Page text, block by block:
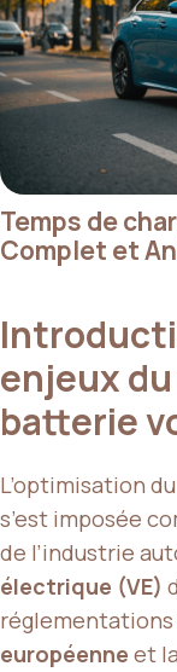
Temps de
Complet et
enjeux
batterie
L’optimisation du
s’est imposée
de l’industrie
électrique (VE)
réglementations
européenne et